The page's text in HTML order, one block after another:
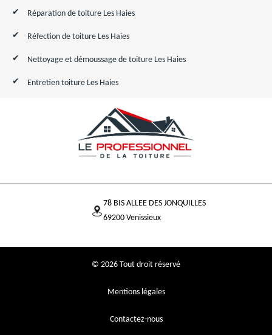
Réparation de toiture Les Haies
Réfection de toiture Les Haies
Nettoyage et démoussage de toiture Les Haies
Entretien toiture Les Haies
78 BIS ALLEE DES JONQUILLES
69200 Venissieux
© 2026 Tout droit réservé
Mentions légales
Contactez-nous